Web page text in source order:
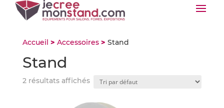
Accueil > Accessoires > Stand
Stand
2 résultats affichés